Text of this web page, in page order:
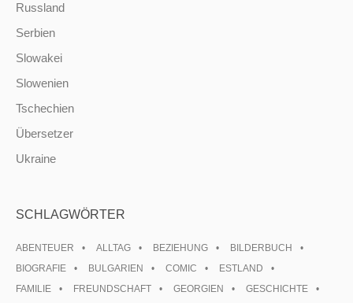
Russland
Serbien
Slowakei
Slowenien
Tschechien
Übersetzer
Ukraine
SCHLAGWÖRTER
ABENTEUER ALLTAG BEZIEHUNG
BILDERBUCH
BIOGRAFIE
BULGARIEN COMIC
ESTLAND
FAMILIE
FREUNDSCHAFT GEORGIEN
GESCHICHTE